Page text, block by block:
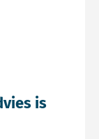
detailniveau
is